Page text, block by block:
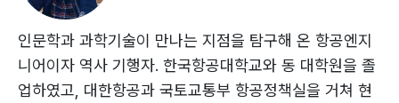
점… 163
제30장 스페인과 포르투갈 - 알안달루스와 레콩키스타…
182
제31장 나침반과 바람의 제국 - 항해술과 지도 제작의 혁
인문학과 과학기술이 만나는 지점을 탐구해 온 항공엔지
니어이자 역사 기행자. 한국항공대학교와 동 대학원을 졸
업하였고, 대한항공과 국토교통부 항공정책실을 거쳐 현